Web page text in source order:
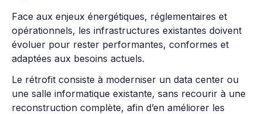
Face aux enjeux énergétiques, réglementaires et
opérationnels, les infrastructures existantes doivent
évoluer pour rester performantes, conformes et
adaptées aux besoins actuels.
Le rétrofit consiste à moderniser un data center ou
une salle informatique existante, sans recourir à une
reconstruction complète, afin d’en améliorer les